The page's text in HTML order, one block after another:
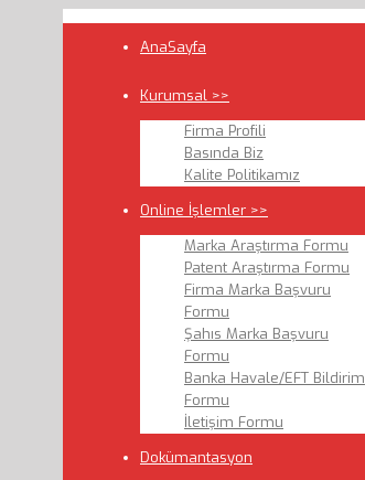
AnaSayfa
Kurumsal >>
Firma Profili
Basında Biz
Kalite Politikamız
Online İşlemler >>
Marka Araştırma Formu
Patent Araştırma Formu
Firma Marka Başvuru
Formu
Şahıs Marka Başvuru
Formu
Banka Havale/EFT Bildirim
Formu
İletişim Formu
Dokümantasyon